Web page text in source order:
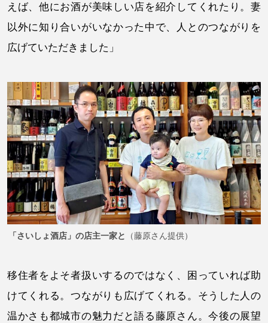
えば、他にお酒が美味しい店を紹介してくれたり。妻
以外に知り合いがいなかった中で、人とのつながりを
広げていただきました」
「さいしょ酒店」の店主一家と （藤原さん提供）
移住者をよそ者扱いするのではなく、困っていれば助
けてくれる。つながりも広げてくれる。そうした人の
温かさも都城市の魅力だと語る藤原さん。今後の展望